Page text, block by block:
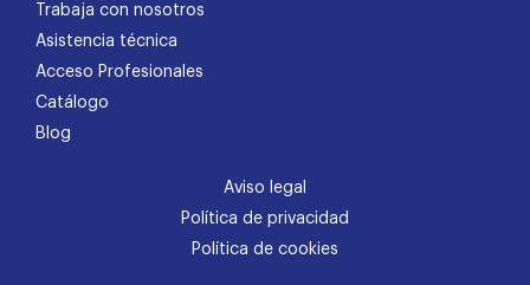
Trabaja con nosotros
Asistencia técnica
Acceso Profesionales
Catálogo
Blog
Aviso legal
Política de privacidad
Política de cookies